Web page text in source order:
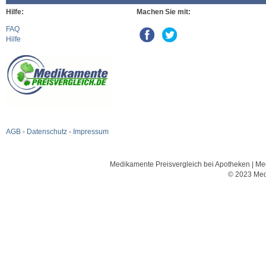
Hilfe:
FAQ
Hilfe
AGB - Datenschutz - Impressum
Machen Sie mit:
Medikamente Preisvergleich bei Apotheken |
© 2023